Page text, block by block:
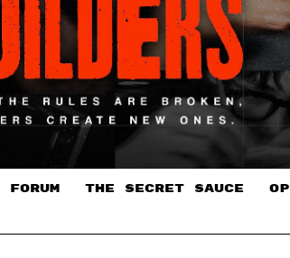
FORUM THE SECRET SAUCE​